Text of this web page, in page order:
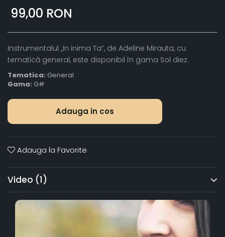
99,00 RON
Instrumentalul „In inima Ta”, de Adeline Mirauta, cu
tematică general, este disponibil în gama Sol diez.
Tematica: General
Gama: G#
Adauga in cos
Adauga la Favorite
Video (1)